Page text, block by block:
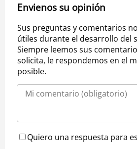
Envienos su opinión
Sus preguntas y comentarios
útiles durante el desarrollo del
Siempre leemos sus
solicita, le respondemos en el
posible.
Quiero una respuesta para